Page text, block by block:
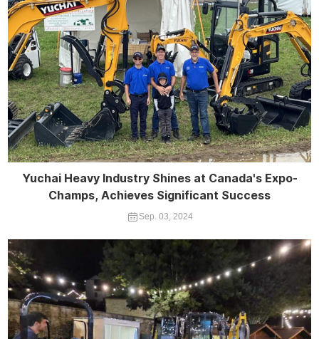
Yuchai Heavy Industry Shines at Canada's Expo-
Champs, Achieves Significant Success
Sep. 03, 2024